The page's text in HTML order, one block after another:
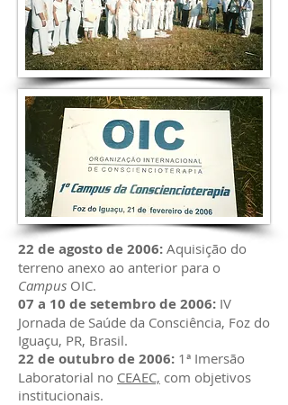
22 de agosto de 2006: Aquisição do
terreno anexo ao anterior para o
Campus OIC.
07 a 10 de setembro de 2006: IV
Jornada de Saúde da Consciência, Foz do
Iguaçu, PR, Brasil.
22 de outubro de 2006: 1ª Imersão
Laboratorial no CEAEC, com objetivos
institucionais.